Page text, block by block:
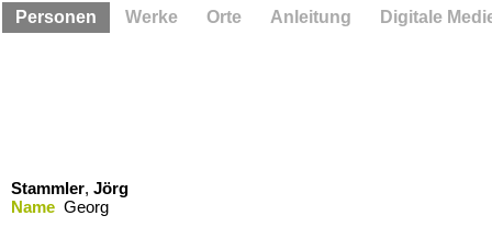
Stammler, Jörg
Name Georg
Personen Werke Orte Anleitung Digitale